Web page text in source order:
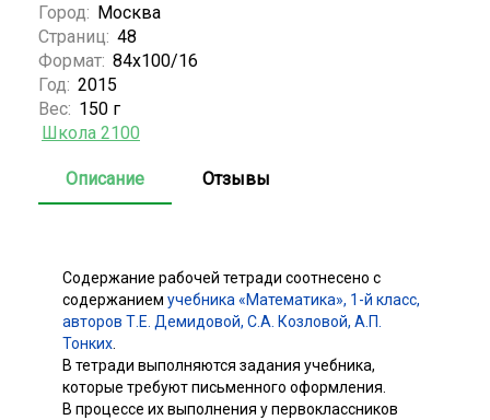
Город: Москва
Страниц: 48
Формат: 84x100/16
Год: 2015
Вес: 150 г
Школа 2100
Описание Отзывы
Содержание рабочей тетради соотнесено с
содержанием учебника «Математика», 1-й класс,
авторов Т.Е. Демидовой, С.А. Козловой, А.П.
Тонких
В тетради выполняются задания учебника,
которые требуют письменного оформления.
В процессе их выполнения у первоклассников